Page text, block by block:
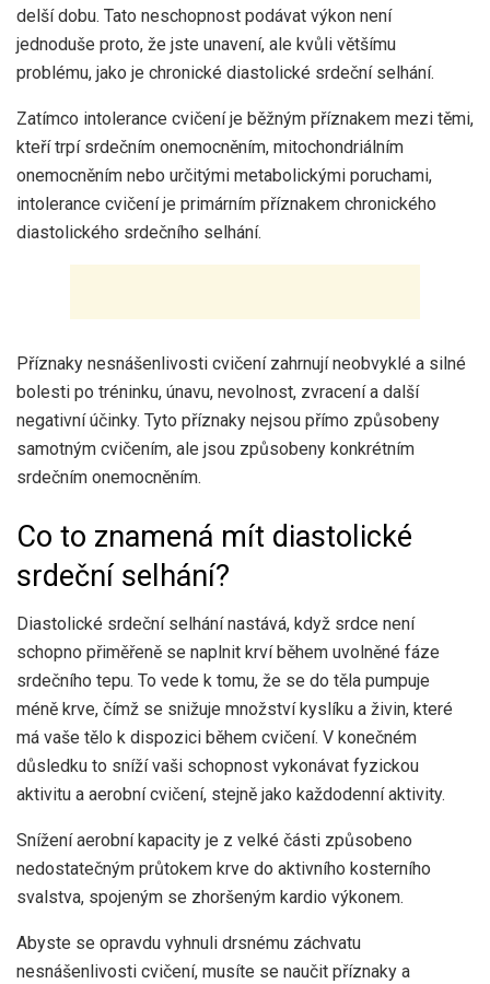
delší dobu. Tato neschopnost podávat výkon není
jednoduše proto, že jste unavení, ale kvůli většímu
problému, jako je chronické diastolické srdeční selhání.
Zatímco intolerance cvičení je běžným příznakem mezi těmi,
kteří trpí srdečním onemocněním, mitochondriálním
onemocněním nebo určitými metabolickými poruchami,
intolerance cvičení je primárním příznakem chronického
diastolického srdečního selhání.
Příznaky nesnášenlivosti cvičení zahrnují neobvyklé a silné
bolesti po tréninku, únavu, nevolnost, zvracení a další
negativní účinky. Tyto příznaky nejsou přímo způsobeny
samotným cvičením, ale jsou způsobeny konkrétním
srdečním onemocněním.
Co to znamená mít diastolické
srdeční selhání?
Diastolické srdeční selhání nastává, když srdce není
schopno přiměřeně se naplnit krví během uvolněné fáze
srdečního tepu. To vede k tomu, že se do těla pumpuje
méně krve, čímž se snižuje množství kyslíku a živin, které
má vaše tělo k dispozici během cvičení. V konečném
důsledku to sníží vaši schopnost vykonávat fyzickou
aktivitu a aerobní cvičení, stejně jako každodenní aktivity.
Snížení aerobní kapacity je z velké části způsobeno
nedostatečným průtokem krve do aktivního kosterního
svalstva, spojeným se zhoršeným kardio výkonem.
Abyste se opravdu vyhnuli drsnému záchvatu
nesnášenlivosti cvičení, musíte se naučit příznaky a